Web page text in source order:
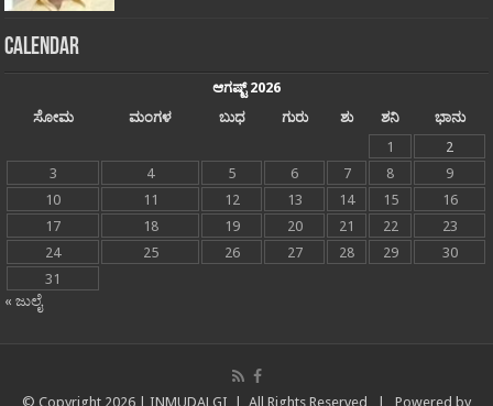
Calendar
ಆಗಷ್ಟ್ 2026
ಸೋಮ
ಮಂಗಳ ಬುಧ ಗುರು ಶು ಶನಿ
ಭಾನು
1
2
3
4 5 6 7 8
9
10
11 12 13 14 15
16
17
18 19 20 21 22
23
24
25 26 27 28 29
30
31
« ಜುಲೈ
© Copyright 2026 | INMUDALGI | All Rights Reserved | Powered by